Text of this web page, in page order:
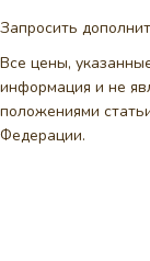
Запросить
Все цены,
информация и не
положениями
Федерации.